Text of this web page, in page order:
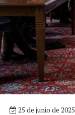
25 de junio de 2025